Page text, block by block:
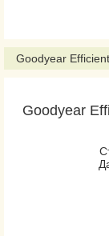
Goodyear
Goodyear